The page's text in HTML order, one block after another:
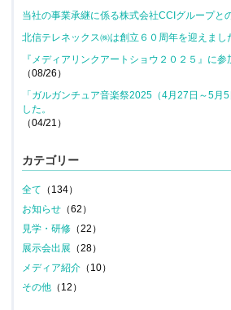
当社の事業承継に係る株式会社CCIグループと
北信テレネックス㈱は創立６０周年を迎えまし
『メディアリンクアートショウ２０２５』に参
（08/26）
「ガルガンチュア音楽祭2025（4月27日～5月
した。
（04/21）
カテゴリー
全て （134）
お知らせ （62）
見学・研修 （22）
展示会出展 （28）
メディア紹介 （10）
その他 （12）